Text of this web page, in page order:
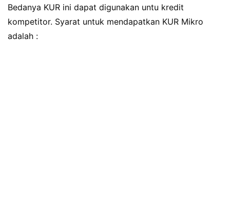
Bedanya KUR ini dapat digunakan untu kredit
kompetitor. Syarat untuk mendapatkan KUR Mikro
adalah :